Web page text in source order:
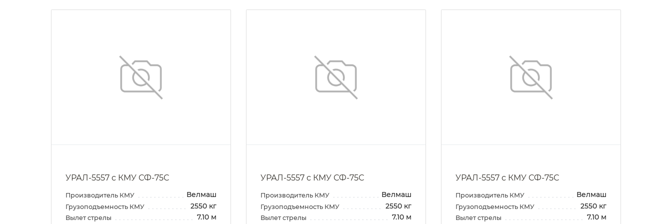
УРАЛ-5557 с КМУ СФ-75С
Производитель КМУ Велмаш
Грузоподъемность КМУ 2550 кг
Вылет стрелы 7.10 м
УРАЛ-5557 с КМУ СФ-75С
Производитель КМУ Велмаш
Грузоподъемность КМУ 2550 кг
Вылет стрелы 7.10 м
УРАЛ-5557 с КМУ СФ-75С
Производитель КМУ Велмаш
Грузоподъемность КМУ 2550 кг
Вылет стрелы 7.10 м